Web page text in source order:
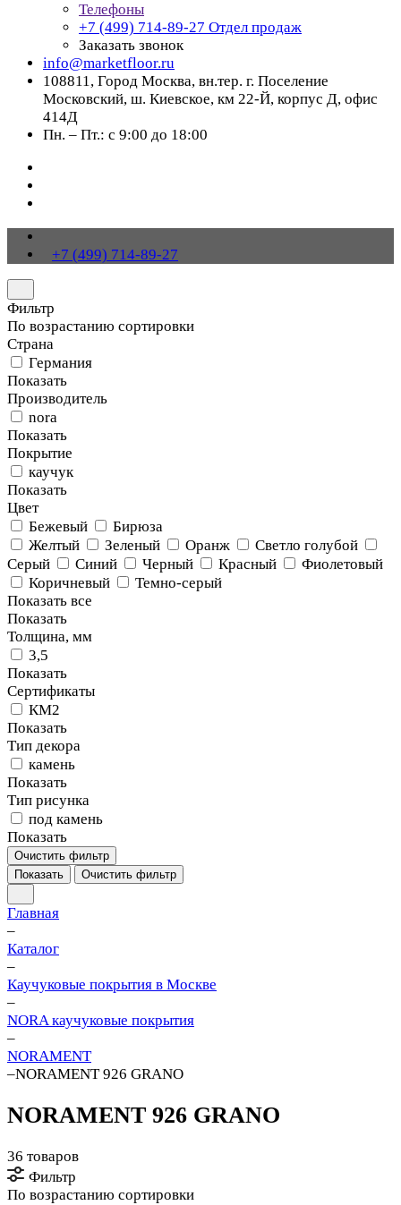
Телефоны
+7 (499) 714-89-27 Отдел продаж
Заказать звонок
info@marketfloor.ru
108811, Город Москва, вн.тер. г. Поселение
Московский, ш. Киевское, км 22-Й, корпус Д, офис
414Д
Пн. – Пт.: с 9:00 до 18:00
+7 (499) 714-89-27
Фильтр
По возрастанию сортировки
Страна
Германия
Показать
Производитель
nora
Показать
Покрытие
каучук
Показать
Цвет
Бежевый
Бирюза
Желтый
Зеленый Оранж
Светло голубой
Серый
Синий Черный Красный
Фиолетовый
Коричневый
Темно-серый
Показать все
Показать
Толщина, мм
3,5
Показать
Сертификаты
КМ2
Показать
Тип декора
камень
Показать
Тип рисунка
под камень
Показать
Очистить фильтр
Показать
Очистить фильтр
Главная
–
Каталог
–
Каучуковые покрытия в Москве
–
NORA каучуковые покрытия
–
NORAMENT
–NORAMENT 926 GRANO
NORAMENT 926 GRANO
36 товаров
Фильтр
По возрастанию сортировки